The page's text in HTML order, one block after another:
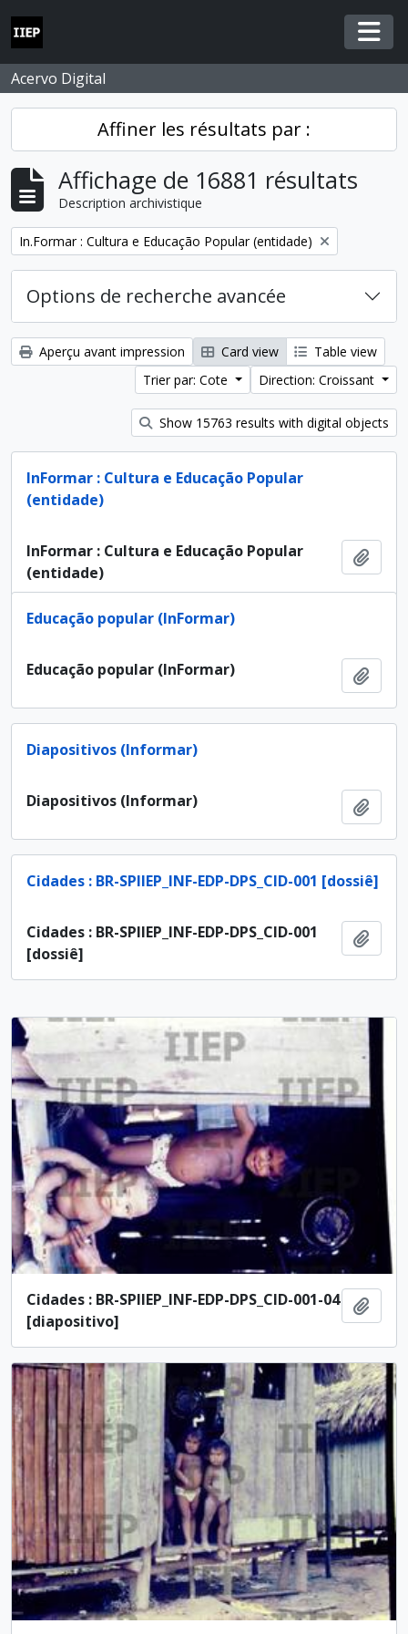
Skip to main content
Acervo Digital
Affiner les résultats par :
Affichage de 16881 résultats
Description archivistique
Remove filter:
In.Formar : Cultura e Educação Popular (entidade)
Options de recherche avancée
Aperçu avant impression Card view
Table view
Trier par: Cote
Direction: Croissant
Show 15763 results with digital objects
InFormar : Cultura e Educação Popular
(entidade)
InFormar : Cultura e Educação Popular
(entidade)
Educação popular (InFormar)
Educação popular (InFormar)
Diapositivos (Informar)
Diapositivos (Informar)
Cidades : BR-SPIIEP_INF-EDP-DPS_CID-001 [dossiê]
Cidades : BR-SPIIEP_INF-EDP-DPS_CID-001
[dossiê]
Cidades : BR-SPIIEP_INF-EDP-DPS_CID-001-04
[diapositivo]